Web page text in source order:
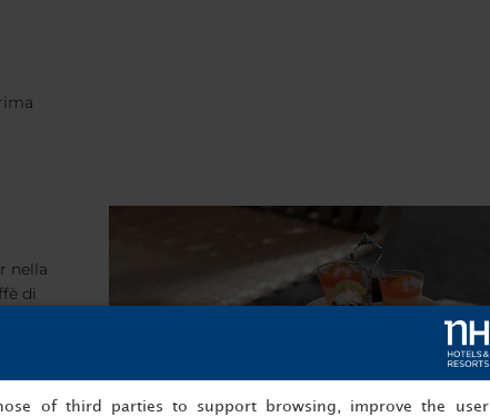
nella
di
dalle
of third parties to support browsing, improve the user